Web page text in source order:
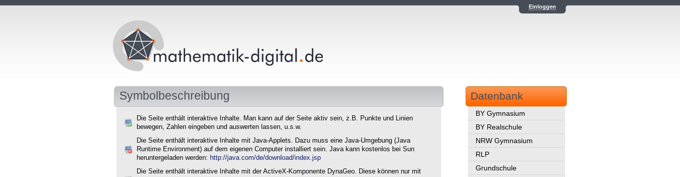
Einloggen
Symbolbeschreibung
Die Seite enthält interaktive Inhalte. Man kann auf der Seite aktiv sein, z.B. Punkte und Linien
bewegen, Zahlen eingeben und auswerten lassen, u.s.w.
Die Seite enthält interaktive Inhalte mit Java-Applets. Dazu muss eine Java-Umgebung (Java
Runtime Environment) auf dem eigenen Computer installiert sein. Java kann kostenlos bei Sun
heruntergeladen werden: http://java.com/de/download/index.jsp
Die Seite enthält interaktive Inhalte mit der ActiveX-Komponente DynaGeo. Diese können nur mit
Datenbank
BY Gymnasium
BY Realschule
NRW Gymnasium
RLP
Grundschule